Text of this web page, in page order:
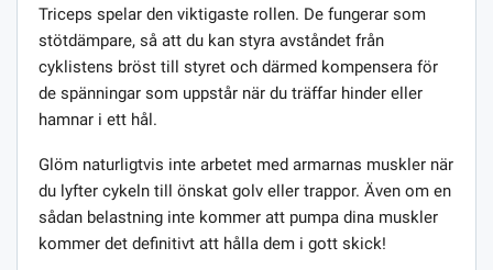
Triceps spelar den viktigaste rollen. De fungerar som
stötdämpare, så att du kan styra avståndet från
cyklistens bröst till styret och därmed kompensera för
de spänningar som uppstår när du träffar hinder eller
hamnar i ett hål.
Glöm naturligtvis inte arbetet med armarnas muskler när
du lyfter cykeln till önskat golv eller trappor. Även om en
sådan belastning inte kommer att pumpa dina muskler
kommer det definitivt att hålla dem i gott skick!